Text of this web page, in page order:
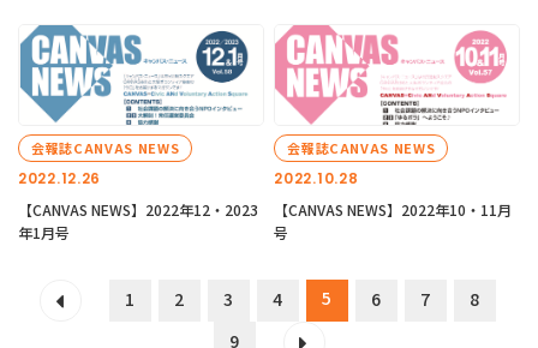
2022.12.26
会報誌CANVAS NEWS
【CANVAS NEWS】2022年12・2023
年1月号
2022.10.28
会報誌CANVAS NEWS
【CANVAS NEWS】2022年10・11月
号
1 2 3 4 5 6 7
8
9